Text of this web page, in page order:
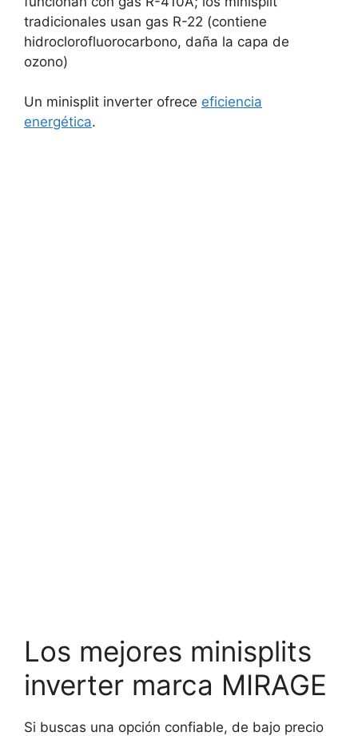
tradicionales usan gas R-22 (contiene
hidroclorofluorocarbono, daña la capa de
ozono)
Un minisplit inverter ofrece eficiencia
energética.
Los mejores minisplits
inverter marca MIRAGE
Si buscas una opción confiable, de bajo precio